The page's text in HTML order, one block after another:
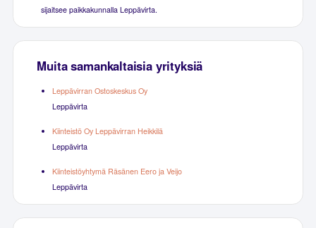
sijaitsee paikkakunnalla Leppävirta.
Muita samankaltaisia yrityksiä
Leppävirran Ostoskeskus Oy
Leppävirta
Kiinteistö Oy Leppävirran Heikkilä
Leppävirta
Kiinteistöyhtymä Räsänen Eero ja Veijo
Leppävirta